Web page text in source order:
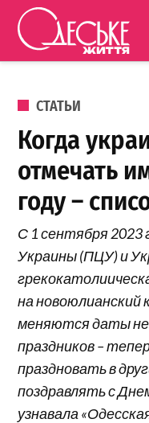
Перейти к содержанию
ОПУБЛИКОВАНО В
СТАТЬИ
Когда
отмечать
году –
С 1 сентября 2023
Украины (ПЦУ) и
на новоюлианский
меняются даты не
праздников –
праздновать в
поздравлять с
узнавала